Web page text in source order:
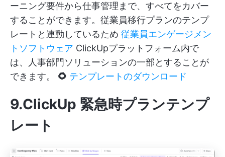
ーニング要件から仕事管理まで、すべてをカバー
することができます。従業員移行プランのテンプ
レートと連動しているため 従業員エンゲージメン
トソフトウェア ClickUpプラットフォーム内で
は、人事部門ソリューションの一部とすることが
できます。 🌻 テンプレートのダウンロード
9.ClickUp 緊急時プランテンプ
レート